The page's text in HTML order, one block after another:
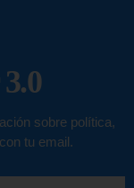
sobre política,
tu email.